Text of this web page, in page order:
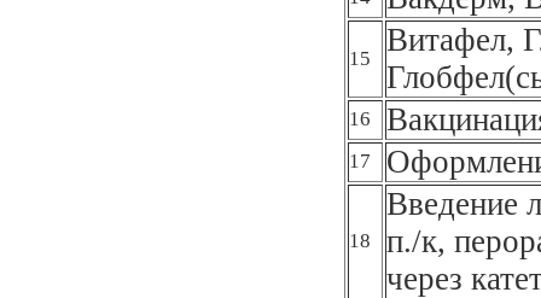
15
Витафел,
16
17
18
Введение
п./к,
через